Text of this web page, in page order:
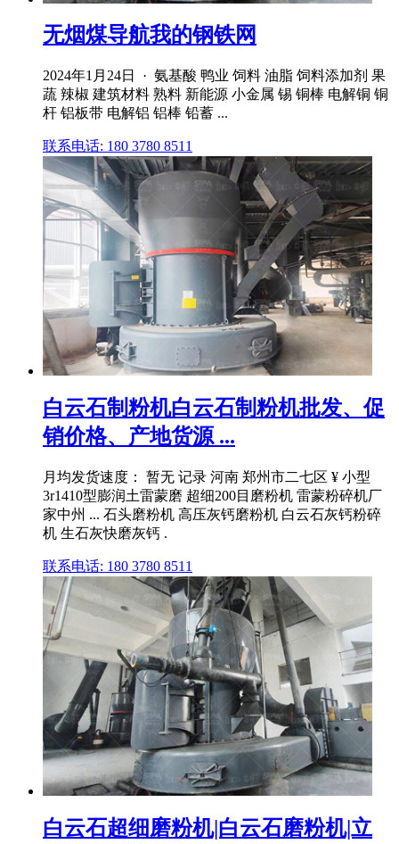
无烟煤导航我的钢铁网
2024年1月24日 · 氨基酸 鸭业 饲料 油脂 饲料添加剂 果
蔬 辣椒 建筑材料 熟料 新能源 小金属 锡 铜棒 电解铜 铜
杆 铝板带 电解铝 铝棒 铅蓄 ...
联系电话: 180 3780 8511
白云石制粉机白云石制粉机批发、促
销价格、产地货源 ...
月均发货速度： 暂无 记录 河南 郑州市二七区 ¥ 小型
3r1410型膨润土雷蒙磨 超细200目磨粉机 雷蒙粉碎机厂
家中州 ... 石头磨粉机 高压灰钙磨粉机 白云石灰钙粉碎
机 生石灰快磨灰钙 .
联系电话: 180 3780 8511
白云石超细磨粉机|白云石磨粉机|立